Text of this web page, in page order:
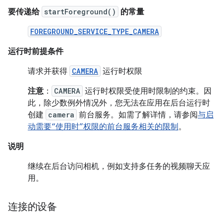
要传递给 startForeground() 的常量
FOREGROUND_SERVICE_TYPE_CAMERA
运行时前提条件
请求并获得 CAMERA 运行时权限
注意： CAMERA 运行时权限受使用时限制的约束。因
此，除少数例外情况外，您无法在应用在后台运行时
创建 camera 前台服务。 如需了解详情，请参阅与启
动需要“使用时”权限的前台服务相关的限制。
说明
继续在后台访问相机，例如支持多任务的视频聊天应
用。
连接的设备